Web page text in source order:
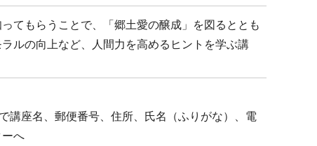
てもらうことで、「郷土愛の醸成」を図るととも
ルの向上など、人間力を高めるヒントを学ぶ講
講座名、郵便番号、住所、氏名（ふりがな）、電
へ